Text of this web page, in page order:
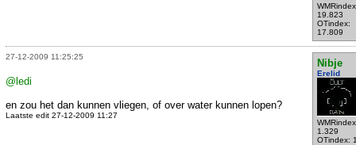
19.823
OTindex:
17.809
27-12-2009 11:25:25
Nibje
Erelid
1.329
OTindex:
@ledi
en zou het dan kunnen vliegen, of over water kunnen lopen?
Laatste edit 27-12-2009 11:27